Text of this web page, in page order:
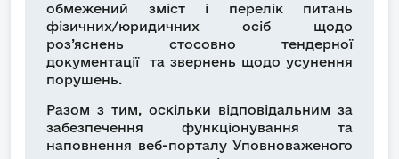
обмежений зміст і перелік питань
фізичних/юридичних осіб щодо
роз’яснень стосовно тендерної
документації та звернень щодо усунення
порушень.
Разом з тим, оскільки відповідальним за
забезпечення функціонування та
наповнення веб-порталу Уповноваженого